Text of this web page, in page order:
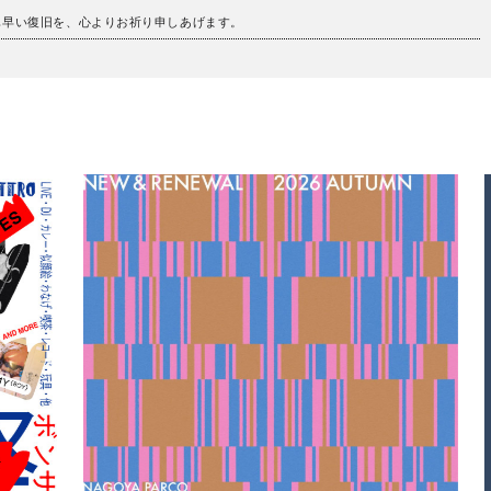
い復旧を、心よりお祈り申しあげます。